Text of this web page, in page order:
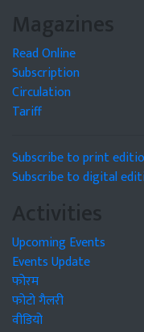
Magazines
Read Online
Subscription
Circulation
Tariff
Subscribe to print
Subscribe to digital
Activities
Upcoming Events
Events Update
फोरम
फोटो गैलरी
वीडियो